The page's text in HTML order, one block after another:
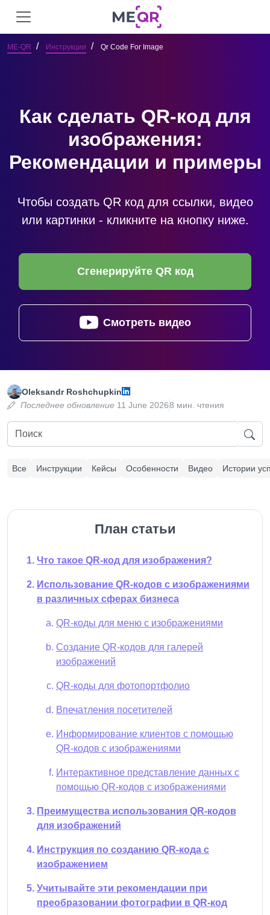
ME-QR Инструкции Qr Code For Image
Как сделать QR-код для
изображения:
Рекомендации и примеры
Чтобы создать QR код для ссылки, видео
или картинки - кликните на кнопку ниже.
Сгенерируйте QR код
Смотреть видео
Oleksandr Roshchupkin
Последнее обновление 11 June 20268 мин. чтения
Все Инструкции Кейсы Особенности Видео Истории
План статьи
Что такое QR-код для изображения?
Использование QR-кодов с изображениями
в различных сферах бизнеса
QR-коды для меню с изображениями
Создание QR-кодов для галерей
изображений
QR-коды для фотопортфолио
Впечатления посетителей
Информирование клиентов с помощью
QR-кодов с изображениями
Интерактивное представление данных с
помощью QR-кодов с изображениями
Преимущества использования QR-кодов
для изображений
Инструкция по созданию QR-кода с
изображением
Учитывайте эти рекомендации при
преобразовании фотографии в QR-код